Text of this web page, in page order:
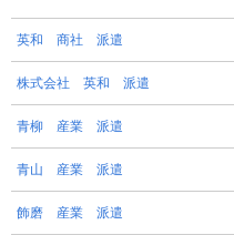
英和 商社 派遣
株式会社 英和 派遣
青柳 産業 派遣
青山 産業 派遣
飾磨 産業 派遣